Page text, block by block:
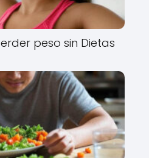
peso sin Dietas